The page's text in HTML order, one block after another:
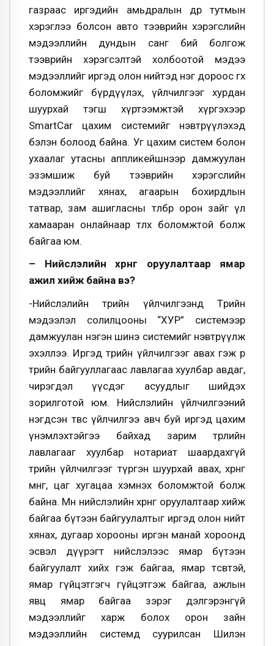
газраас иргэдийн амьдралын өдөр тутмын
хэрэглээ болсон авто тээврийн хэрэгслийн
мэдээллийн дундын санг бий болгож
тээврийн хэрэгсэлтэй холбоотой мэдээ
мэдээллийг иргэд олон нийтэд нэг дороос өгөх
боломжийг бүрдүүлэх, үйлчилгээг хурдан
шуурхай тэгш хүртээмжтэй хүргэхээр
SmartCar цахим системийг нэвтрүүлэхэд
бэлэн болоод байна. Уг цахим систем болон
ухаалаг утасны аппликейшнээр дамжуулан
эзэмшиж буй тээврийн хэрэгслийн
мэдээллийг хянах, aгаарын бохирдлын
татвар, зам ашигласны төлбөрөө орон зайг үл
хамааран онлайнаар төлөх боломжтой болж
байгаа юм.
– Нийслэлийн хөрөнгө оруулалтаар ямар
ажил хийж байна вэ?
-Нийслэлийн төрийн үйлчилгээнд Төрийн
мэдээлэл солилцооны “ХУР” системээр
дамжуулан нэгэн шинэ системийг нэвтрүүлж
эхэллээ. Иргэд төрийн үйлчилгээг авах гэж өөр
төрийн байгууллагаас лавлагаа хуулбар авдаг,
чирэгдэл үүсдэг асуудлыг шийдэх
зорилготой юм. Нийслэлийн үйлчилгээний
нэгдсэн төвөөс үйлчилгээ авч буй иргэд цахим
үнэмлэхтэйгээ байхад зарим төрлийн
лавлагааг хуулбар нотариат шаардахгүй
төрийн үйлчилгээг түргэн шуурхай авах, хөрөнгө
мөнгө, цаг хугацаа хэмнэх боломжтой болж
байна. Мөн нийслэлийн хөрөнгө оруулалтаар хийж
байгаа бүтээн байгуулалтыг иргэд олон нийт
хянах, дугаар хорооны иргэн манай хороонд
эсвэл дүүрэгт нийслэлээс ямар бүтээн
байгуулалт хийх гэж байгаа, ямар төсөвтэй,
ямар гүйцэтгэгч гүйцэтгэж байгаа, ажлын
явц ямар байгаа зэрэг дэлгэрэнгүй
мэдээллийг харж болох орон зайн
мэдээллийн системд суурилсан Шилэн